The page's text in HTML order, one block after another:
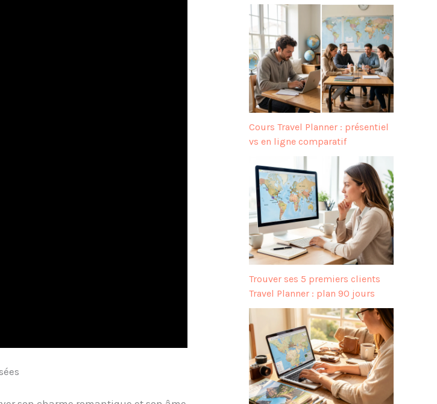
Cours Travel Planner : présentiel
vs en ligne comparatif
Trouver ses 5 premiers clients
Travel Planner : plan 90 jours